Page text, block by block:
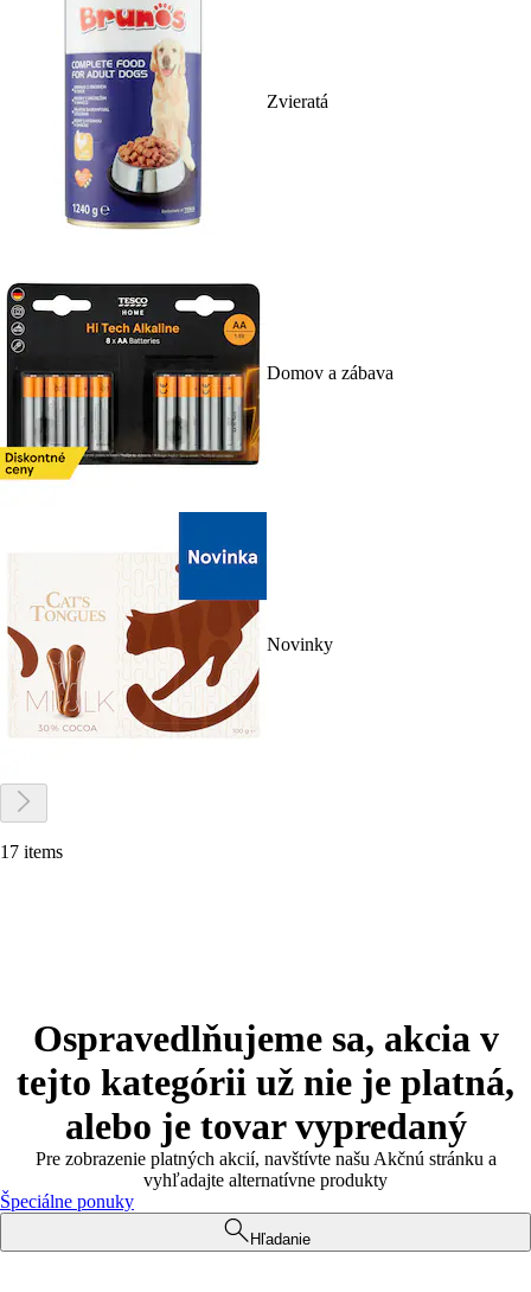
Zvieratá
Domov a zábava
Novinky
17 items
Ospravedlňujeme sa, akcia v
tejto kategórii už nie je platná,
alebo je tovar vypredaný
Pre zobrazenie platných akcií, navštívte našu Akčnú stránku a
vyhľadajte alternatívne produkty
Špeciálne ponuky
Hľadanie